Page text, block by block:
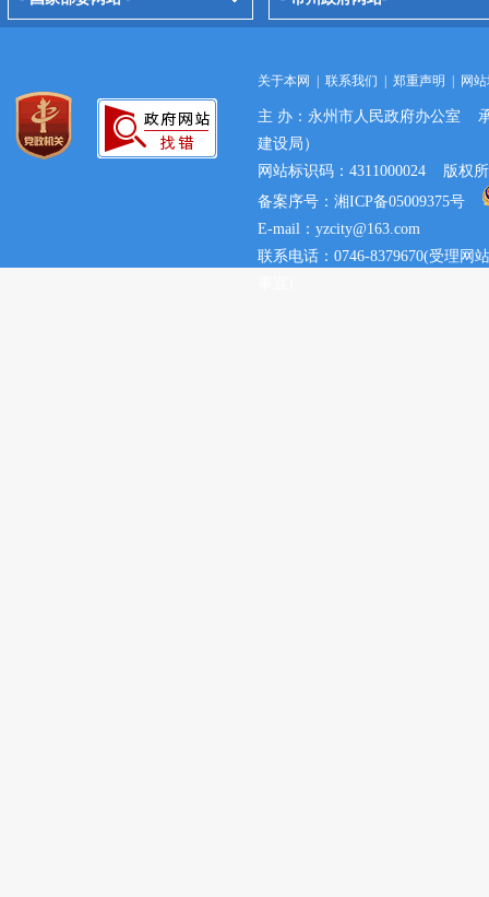
关于本网 联系我们 郑重声明 网
主 办：永州市人民政府办公室
建设局）
网站标识码：4311000024 版权
备案序号：湘ICP备05009375号
E-mail：yzcity@163.com
联系电话：0746-8379670(受理网